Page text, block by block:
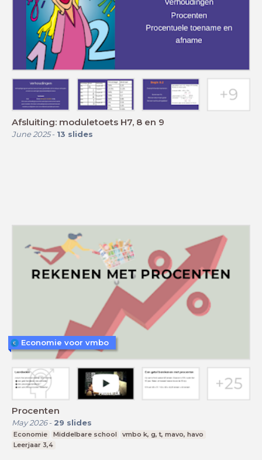
Afsluiting: moduletoets H7, 8 en 9
June 2025- 13 slides
Procenten
May 2026- 29 slides
Economie Middelbare school
vmbo k, g, t, mavo, havo
Leerjaar 3,4
Economie voor vmbo